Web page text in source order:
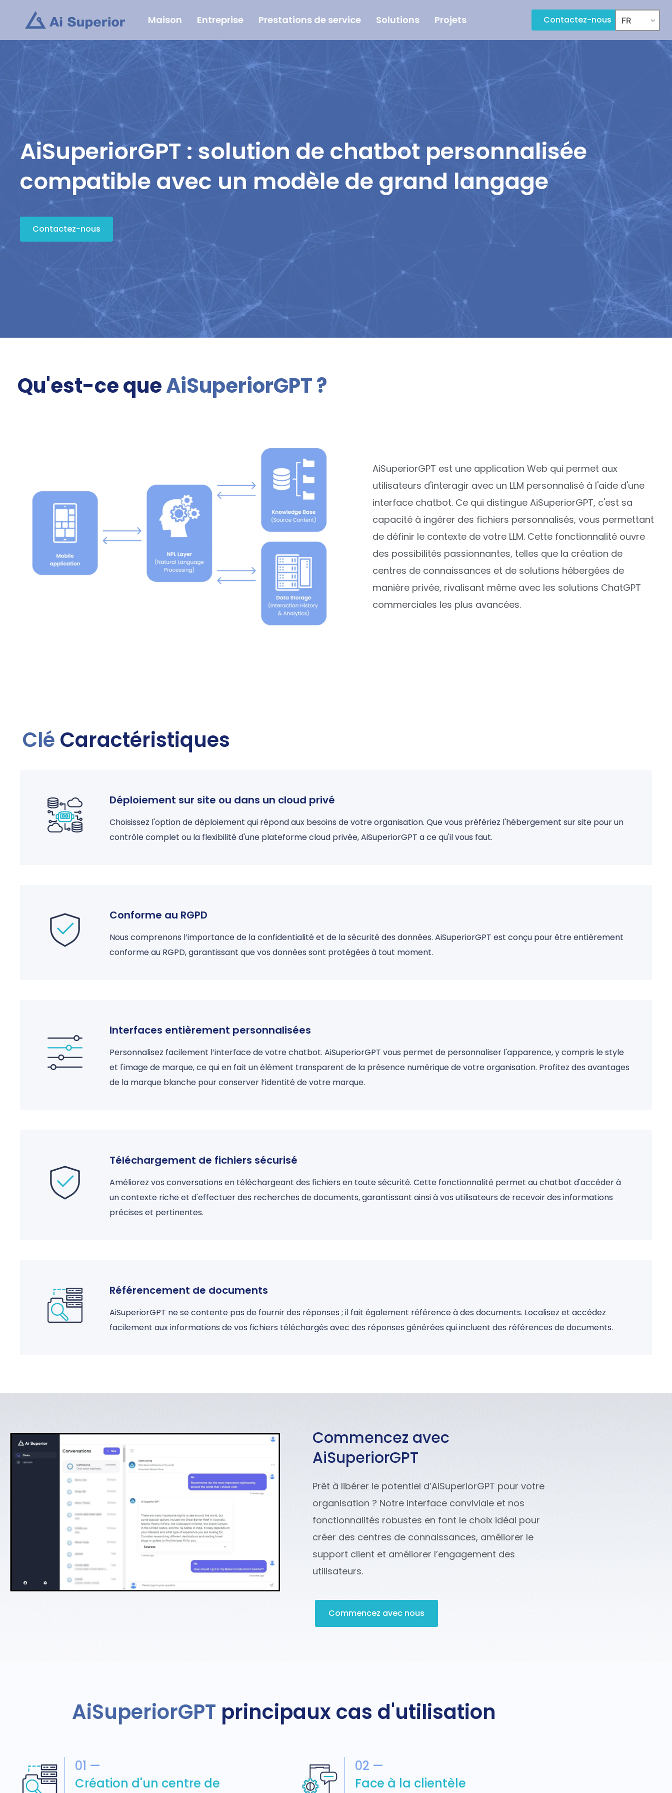
contenu
Maison Entreprise Prestations de service Solutions Projets Contactez-nous FR
AiSuperiorGPT : solution de chatbot personnalisée
compatible avec un modèle de grand langage
Contactez-nous
Qu'est-ce queAiSuperiorGPT ?
AiSuperiorGPT est une application Web qui permet aux
utilisateurs d'interagir avec un LLM personnalisé à l'aide d'une
interface chatbot. Ce qui distingue AiSuperiorGPT, c'est sa
capacité à ingérer des fichiers personnalisés, vous permettant
de définir le contexte de votre LLM. Cette fonctionnalité ouvre
des possibilités passionnantes, telles que la création de
centres de connaissances et de solutions hébergées de
manière privée, rivalisant même avec les solutions ChatGPT
commerciales les plus avancées.
Clé Caractéristiques
Déploiement sur site ou dans un cloud privé
Choisissez l'option de déploiement qui répond aux besoins de votre organisation. Que vous préfériez l'hébergement sur site pour un
contrôle complet ou la flexibilité d'une plateforme cloud privée, AiSuperiorGPT a ce qu'il vous faut.
Conforme au RGPD
Nous comprenons l’importance de la confidentialité et de la sécurité des données. AiSuperiorGPT est conçu pour être entièrement
conforme au RGPD, garantissant que vos données sont protégées à tout moment.
Interfaces entièrement personnalisées
Personnalisez facilement l’interface de votre chatbot. AiSuperiorGPT vous permet de personnaliser l'apparence, y compris le style
et l'image de marque, ce qui en fait un élément transparent de la présence numérique de votre organisation. Profitez des avantages
de la marque blanche pour conserver l’identité de votre marque.
Téléchargement de fichiers sécurisé
Améliorez vos conversations en téléchargeant des fichiers en toute sécurité. Cette fonctionnalité permet au chatbot d'accéder à
un contexte riche et d'effectuer des recherches de documents, garantissant ainsi à vos utilisateurs de recevoir des informations
précises et pertinentes.
Référencement de documents
AiSuperiorGPT ne se contente pas de fournir des réponses ; il fait également référence à des documents. Localisez et accédez
facilement aux informations de vos fichiers téléchargés avec des réponses générées qui incluent des références de documents.
Commencez avec
AiSuperiorGPT
Prêt à libérer le potentiel d’AiSuperiorGPT pour votre
organisation ? Notre interface conviviale et nos
fonctionnalités robustes en font le choix idéal pour
créer des centres de connaissances, améliorer le
support client et améliorer l’engagement des
utilisateurs.
Commencez avec nous
AiSuperiorGPT principaux cas d'utilisation
01 —
Création d'un centre de
02 —
Face à la clientèle